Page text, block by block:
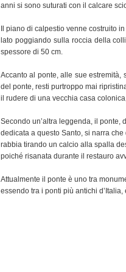
anni si sono suturati con il calcare
Il piano di calpestio venne costruito
lato poggiando sulla roccia della
spessore di 50 cm.
Accanto al ponte, alle sue estremità,
del ponte, resti purtroppo mai
il rudere di una vecchia casa
Secondo un’altra leggenda, il
dedicata a questo Santo, si narra
rabbia tirando un calcio alla spalla
poiché risanata durante il restauro
Attualmente il ponte è uno tra
essendo tra i ponti più antichi